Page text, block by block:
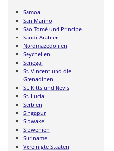
Samoa
San Marino
São Tomé und Príncipe
Saudi-Arabien
Nordmazedonien
Seychellen
Senegal
St. Vincent und die
Grenadinen
St. Kitts und Nevis
St. Lucia
Serbien
Singapur
Slowakei
Slowenien
Suriname
Vereinigte Staaten